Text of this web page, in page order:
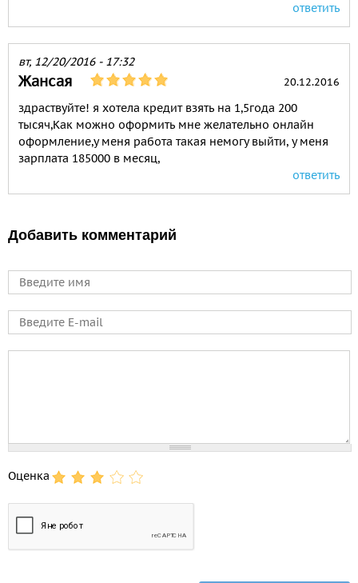
ответить
вт, 12/20/2016 - 17:32
Жансая 20.12.2016
здраствуйте! я хотела кредит взять на 1,5года 200
тысяч,Как можно оформить мне желательно онлайн
оформление,у меня работа такая немогу выйти, у меня
зарплата 185000 в месяц,
ответить
Добавить комментарий
Имя
E-mail
Оценка